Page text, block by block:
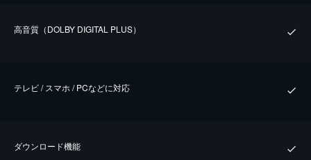
⾼⾳質（DOLBY DIGITAL PLUS）
テレビ / スマホ / PCなどに対応
ダウンロード機能